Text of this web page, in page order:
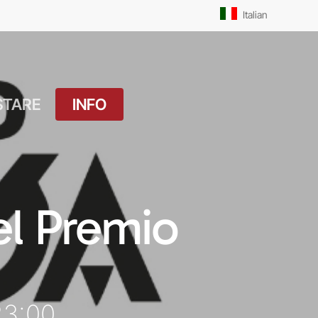
Italian
OUTDOOR
Il Molo
Pista Ciclabile
INFO
Orari Messe:
Prefestivo
Orari Messe: Festivo
Premio